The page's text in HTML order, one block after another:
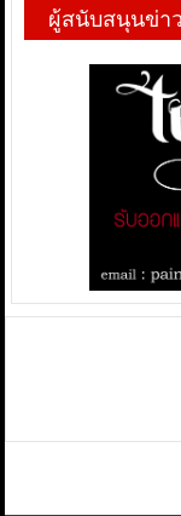
ผู้สนับสนุนข่าว